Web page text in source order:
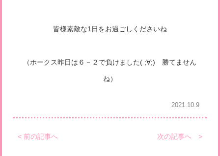
皆様素敵な1日をお過ごしくださいね
（ホークス昨日は６－２で負けました( ;∀;) 勝てません
ね）
2021.10.9
< 前の記事へ 次の記事へ >